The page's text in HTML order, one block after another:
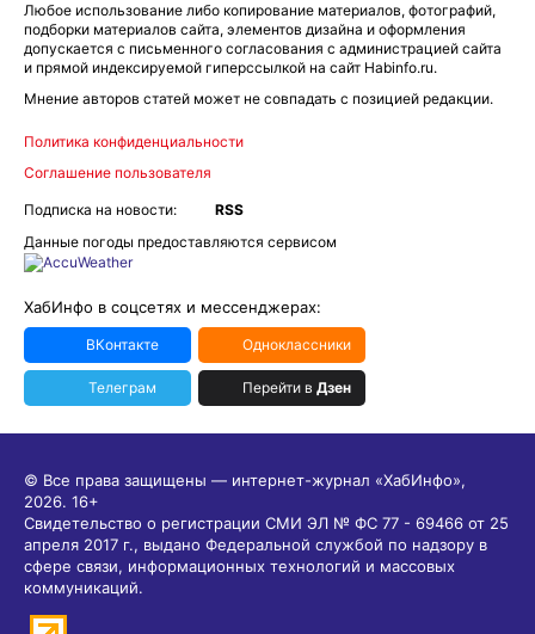
Любое использование либо копирование материалов, фотографий,
подборки материалов сайта, элементов дизайна и оформления
допускается с письменного согласования с администрацией сайта
и прямой индексируемой гиперссылкой на сайт Habinfo.ru.
Мнение авторов статей может не совпадать с позицией редакции.
Политика конфиденциальности
Соглашение пользователя
Подписка на новости:
RSS
Данные погоды предоставляются сервисом
ХабИнфо в соцсетях и мессенджерах:
ВКонтакте Одноклассники
Телеграм Перейти в Дзен
© Все права защищены — интернет-журнал «ХабИнфо»,
2026. 16+
Свидетельство о регистрации СМИ ЭЛ № ФС 77 - 69466 от 25
апреля 2017 г., выдано Федеральной службой по надзору в
сфере связи, информационных технологий и массовых
коммуникаций.